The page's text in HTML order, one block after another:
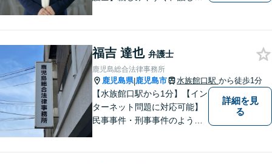
金問題／交通事故など、幅広
く対応可能。お悩みの方は、
お気軽にご相談ください。
福吉 達也 弁護士
鹿児島総合法律事務所
鹿児島県|鹿児島市 水族館口駅 から徒歩1分
【水族館口駅から1分】【イン
ターネット問題に対応可能】
民事事件・刑事事件のような
詳細を見
る